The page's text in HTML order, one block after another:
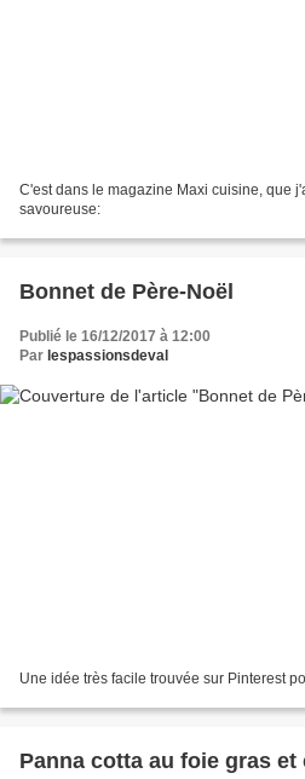
C'est dans le magazine Maxi cuisine, que
savoureuse:
Bonnet de Père-Noël
Publié le 16/12/2017 à 12:00
Par lespassionsdeval
Une idée très facile trouvée sur Pinterest
Panna cotta au foie gras